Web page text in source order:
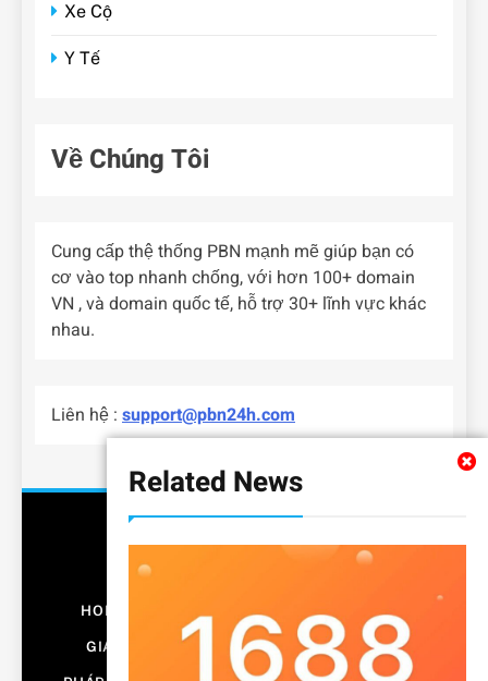
Related News
Xe Cộ
Y Tế
Về Chúng Tôi
Cung cấp thệ thống PBN mạnh mẽ giúp bạn có
cơ vào top nhanh chống, với hơn 100+ domain
VN , và domain quốc tế, hỗ trợ 30+ lĩnh vực khác
nhau.
Liên hệ : support@pbn24h.com
HOME BẤT ĐỘNG SẢN CÔNG NGHỆ
GIÁO DỤC KINH DOANH NỘI THẤT